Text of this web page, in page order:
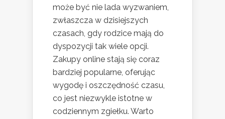
może być nie lada wyzwaniem,
zwłaszcza w dzisiejszych
czasach, gdy rodzice mają do
dyspozycji tak wiele opcji.
Zakupy online stają się coraz
bardziej popularne, oferując
wygodę i oszczędność czasu,
co jest niezwykle istotne w
codziennym zgiełku. Warto